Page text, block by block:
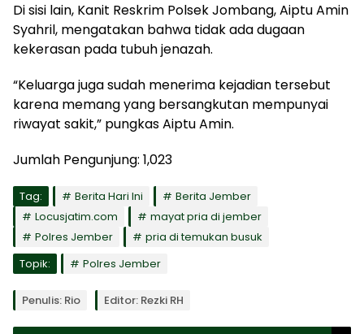
Di sisi lain, Kanit Reskrim Polsek Jombang, Aiptu Amin
Syahril, mengatakan bahwa tidak ada dugaan
kekerasan pada tubuh jenazah.
“Keluarga juga sudah menerima kejadian tersebut
karena memang yang bersangkutan mempunyai
riwayat sakit,” pungkas Aiptu Amin.
Jumlah Pengunjung: 1,023
Tag: Berita Hari Ini
Berita Jember
Locusjatim.com
mayat pria di jember
Polres Jember
pria di temukan busuk
Topik:
Polres Jember
Penulis: Rio Editor: Rezki RH